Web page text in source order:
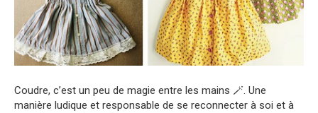
Coudre, c’est un peu de magie entre les mains 🪄. Une
manière ludique et responsable de se reconnecter à soi et à